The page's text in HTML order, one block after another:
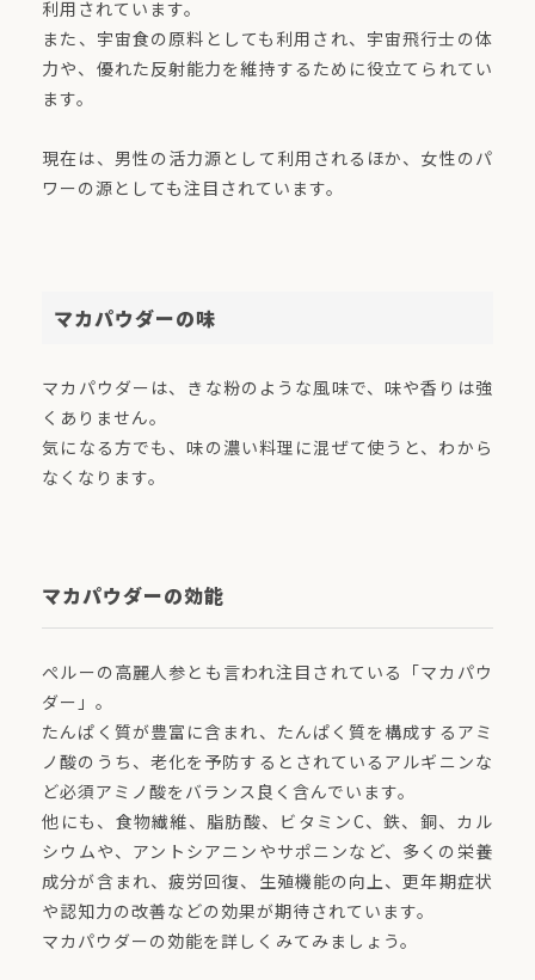
利用されています。
また、宇宙食の原料としても利用され、宇宙飛行士の体
力や、優れた反射能力を維持するために役立てられてい
ます。
現在は、男性の活力源として利用されるほか、女性のパ
ワーの源としても注目されています。
マカパウダーの味
マカパウダーは、きな粉のような風味で、味や香りは強
くありません。
気になる方でも、味の濃い料理に混ぜて使うと、わから
なくなります。
マカパウダーの効能
ぺルーの高麗人参とも言われ注目されている「マカパウ
ダー」。
たんぱく質が豊富に含まれ、たんぱく質を構成するアミ
ノ酸のうち、老化を予防するとされているアルギニンな
ど必須アミノ酸をバランス良く含んでいます。
他にも、食物繊維、脂肪酸、ビタミンC、鉄、銅、カル
シウムや、アントシアニンやサポニンなど、多くの栄養
成分が含まれ、疲労回復、生殖機能の向上、更年期症状
や認知力の改善などの効果が期待されています。
マカパウダーの効能を詳しくみてみましょう。